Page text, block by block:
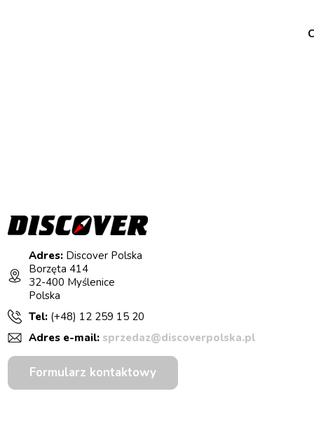
Adres: Discover Polska
Borzęta 414
32-400 Myślenice
Polska
Tel: (+48) 12 259 15 20
Adres e-mail: sprzedaz@discoverpolska.pl
Formularz kontaktowy